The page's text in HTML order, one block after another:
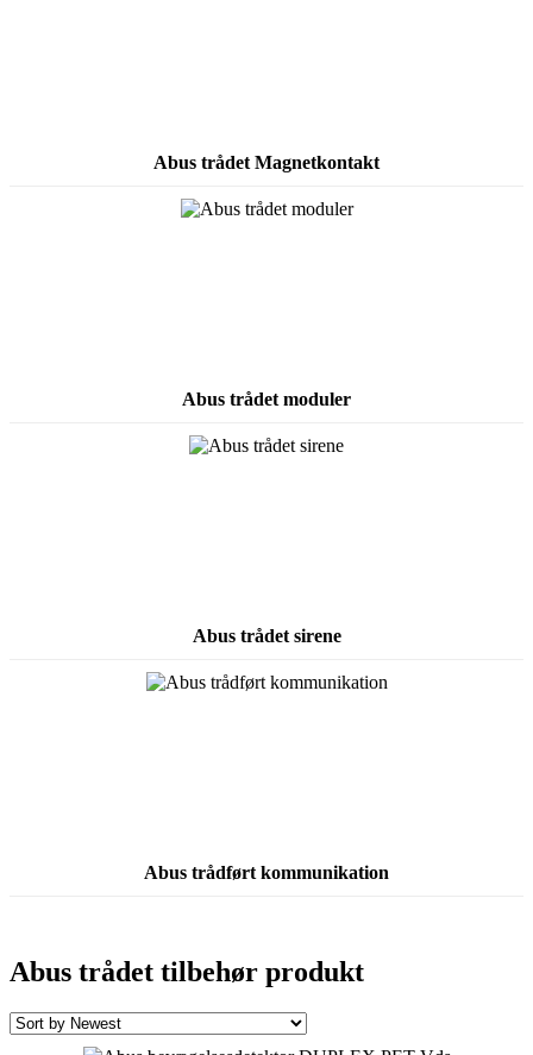
Abus trådet Magnetkontakt
Abus trådet moduler
Abus trådet sirene
Abus trådført kommunikation
Abus trådet tilbehør produkt